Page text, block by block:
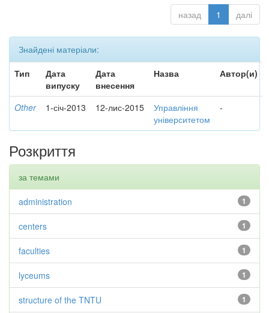
назад 1 далі
Знайдені матеріали:
Тип
Дата
випуску
Дата
внесення
Назва Автор(и)
Other 1-січ-2013 12-лис-2015
Управління
університетом
-
Розкриття
за темами
1
administration
1
centers
1
faculties
1
lyceums
1
structure of the TNTU